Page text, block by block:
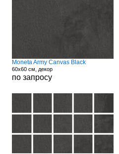
Moneta Army Canvas Black
60x60 см, декор
по запросу